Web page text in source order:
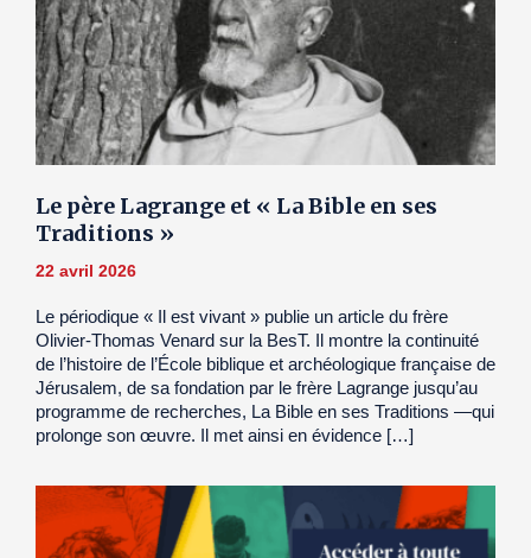
Le père Lagrange et « La Bible en ses
Traditions »
22 avril 2026
Le périodique « Il est vivant » publie un article du frère
Olivier-Thomas Venard sur la BesT. Il montre la continuité
de l’histoire de l’École biblique et archéologique française de
Jérusalem, de sa fondation par le frère Lagrange jusqu’au
programme de recherches, La Bible en ses Traditions —qui
prolonge son œuvre. Il met ainsi en évidence […]